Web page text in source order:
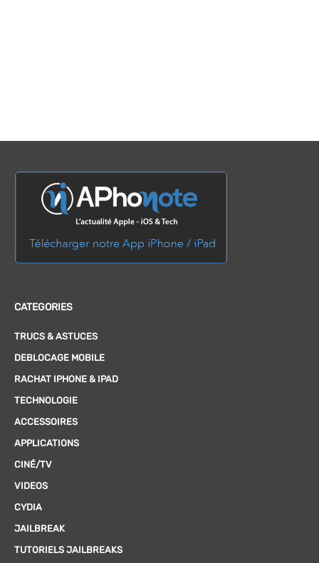
CATEGORIES
TRUCS & ASTUCES
DEBLOCAGE MOBILE
RACHAT IPHONE & IPAD
TECHNOLOGIE
ACCESSOIRES
APPLICATIONS
CINÉ/TV
VIDEOS
CYDIA
JAILBREAK
TUTORIELS JAILBREAKS